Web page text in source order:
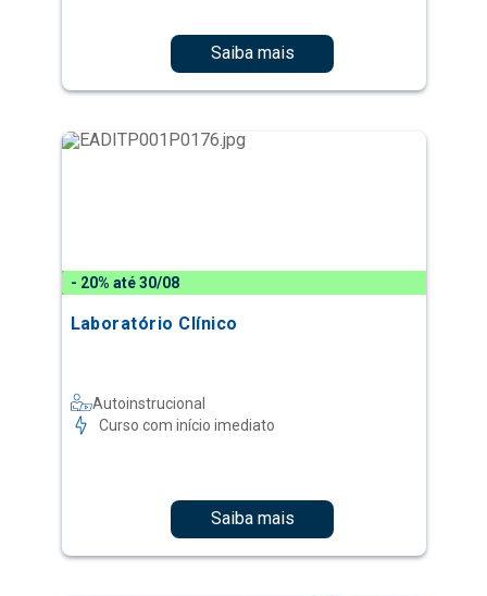
Saiba mais
- 20% até 30/08
Laboratório Clínico
Autoinstrucional
Curso com início imediato
Saiba mais